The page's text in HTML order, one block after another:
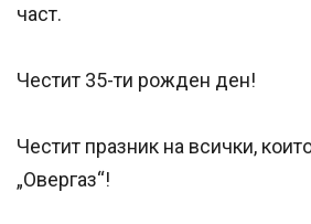
част.
Честит 35-ти рожден ден!
Честит празник на всички,
„Овергаз“!